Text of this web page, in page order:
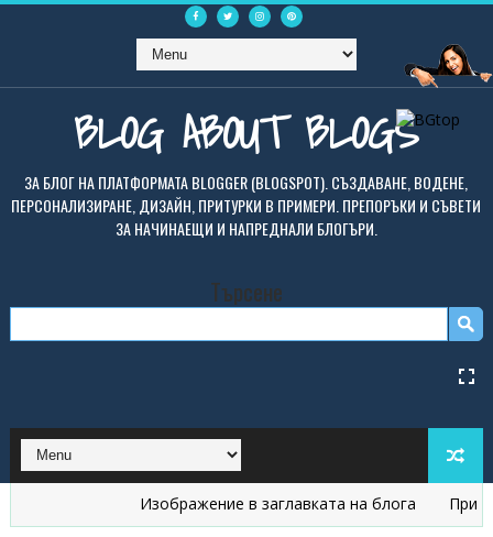
BLOG ABOUT BLOGS
ЗА БЛОГ НА ПЛАТФОРМАТА BLOGGER (BLOGSPOT). СЪЗДАВАНЕ, ВОДЕНЕ,
ПЕРСОНАЛИЗИРАНЕ, ДИЗАЙН, ПРИТУРКИ В ПРИМЕРИ. ПРЕПОРЪКИ И СЪВЕТИ
ЗА НАЧИНАЕЩИ И НАПРЕДНАЛИ БЛОГЪРИ.
Търсене
Изображение в заглавката на блога